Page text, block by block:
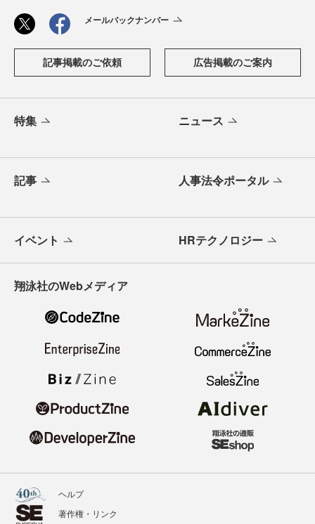
メールバックナンバー
記事掲載のご依頼 広告掲載のご案内
特集 ニュース
記事 人事法令ポータル
イベント HRテクノロジー
翔泳社のWebメディア
ヘルプ
著作権・リンク